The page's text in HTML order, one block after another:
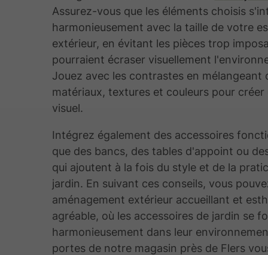
Assurez-vous que les éléments choisis
harmonieusement avec la taille de votre
extérieur, en évitant les pièces trop
pourraient écraser visuellement
Jouez avec les contrastes en mélangeant
matériaux, textures et couleurs pour
visuel.
Intégrez également des accessoires
que des bancs, des tables d'appoint ou
qui ajoutent à la fois du style et de la
jardin. En suivant ces conseils, vous
aménagement extérieur accueillant et
agréable, où les accessoires de jardin se
harmonieusement dans leur
portes de notre magasin près de Flers